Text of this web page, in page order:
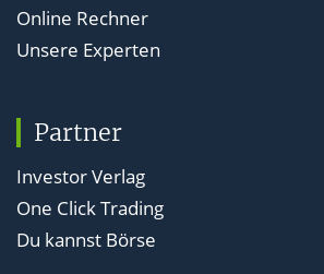
Online Rechner
Unsere Experten
Partner
Investor Verlag
One Click Trading
Du kannst Börse